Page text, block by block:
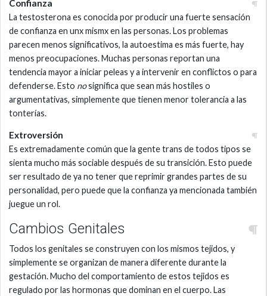
Confianza
La testosterona es conocida por producir una fuerte sensación
de confianza en unx mismx en las personas. Los problemas
parecen menos significativos, la autoestima es más fuerte, hay
menos preocupaciones. Muchas personas reportan una
tendencia mayor a iniciar peleas y a intervenir en conflictos o para
defenderse. Esto nosignifica que sean más hostiles o
argumentativas, simplemente que tienen menor tolerancia a las
tonterías.
Extroversión
Es extremadamente común que la gente trans de todos tipos se
sienta mucho más sociable después de su transición. Esto puede
ser resultado de ya no tener que reprimir grandes partes de su
personalidad, pero puede que la confianza ya mencionada también
juegue un rol.
Cambios Genitales
Todos los genitales se construyen con los mismos tejidos, y
simplemente se organizan de manera diferente durante la
gestación. Mucho del comportamiento de estos tejidos es
regulado por las hormonas que dominan en el cuerpo. Las